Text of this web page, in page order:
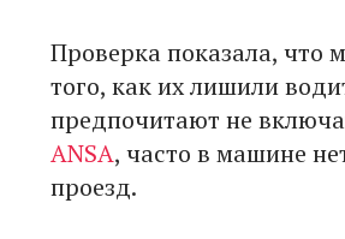
Проверка показала, что
того, как их лишили
предпочитают не
ANSA, часто в машине
проезд.